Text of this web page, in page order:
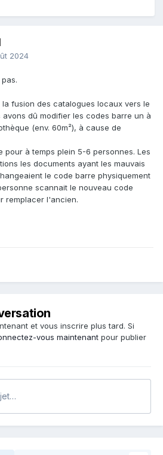
2024
fusion des catalogues locaux vers le
dû modifier les codes barre un à
(env. 60m²), à cause de
pour à temps plein 5-6 personnes. Les
les documents ayant les mauvais
le code barre physiquement
scannait le nouveau code
remplacer l'ancien.
et vous inscrire plus tard. Si
vous maintenant pour publier